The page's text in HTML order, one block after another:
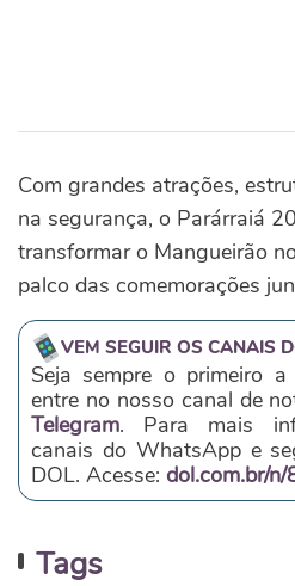
Com grandes atrações,
na segurança, o Parárraiá
transformar o Mangueirão
palco das comemorações
VEM SEGUIR OS CANAIS
Seja sempre o primeiro
entre no nosso canal de
Telegram. Para mais
canais do WhatsApp e
DOL. Acesse: dol.com.br/
Tags